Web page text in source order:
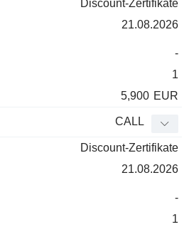
Discount-Zertifikate
21.08.2026
-
1
5,900 EUR
CALL
Discount-Zertifikate
21.08.2026
-
1